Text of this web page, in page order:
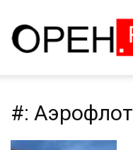
#: Аэрофлот